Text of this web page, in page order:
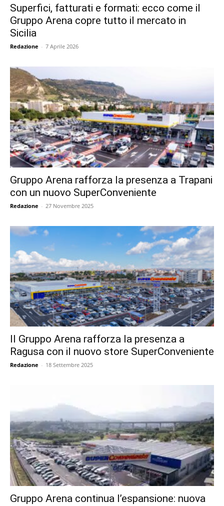
Superfici, fatturati e formati: ecco come il
Gruppo Arena copre tutto il mercato in
Sicilia
Redazione - 7 Aprile 2026
Gruppo Arena rafforza la presenza a Trapani
con un nuovo SuperConveniente
Redazione - 27 Novembre 2025
Il Gruppo Arena rafforza la presenza a
Ragusa con il nuovo store SuperConveniente
Redazione - 18 Settembre 2025
Gruppo Arena continua l’espansione: nuova